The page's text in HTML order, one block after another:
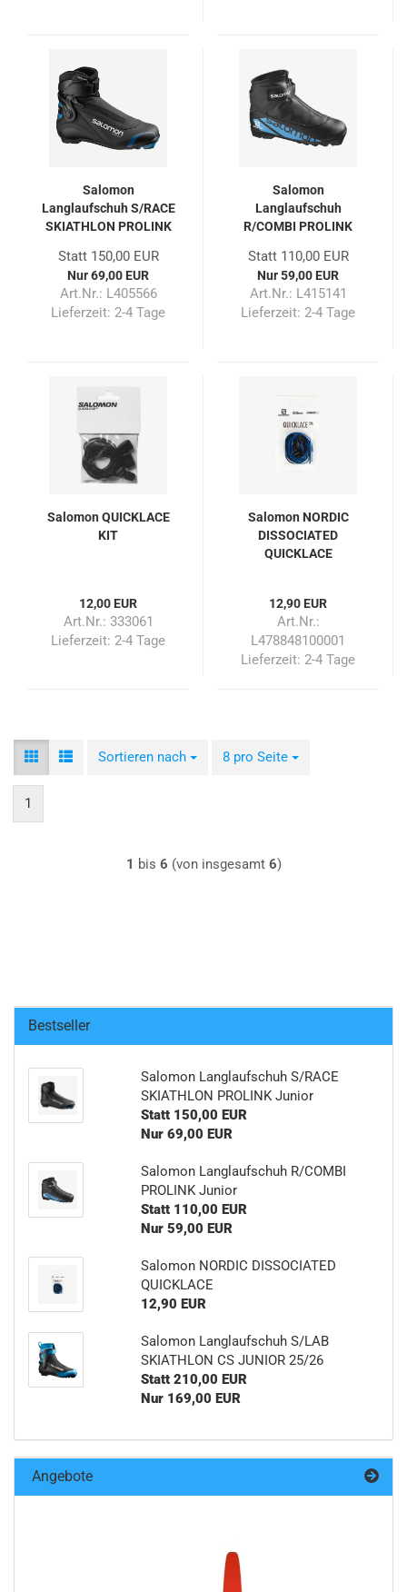
Salomon
Langlaufschuh S/RACE
SKIATHLON PROLINK
Statt 150,00 EUR
Nur 69,00 EUR
Art.Nr.: L405566
Lieferzeit: 2-4 Tage
Salomon
Langlaufschuh
R/COMBI PROLINK
Statt 110,00 EUR
Nur 59,00 EUR
Art.Nr.: L415141
Lieferzeit: 2-4 Tage
Salomon QUICKLACE
KIT
12,00 EUR
Art.Nr.: 333061
Lieferzeit: 2-4 Tage
Salomon NORDIC
DISSOCIATED
QUICKLACE
12,90 EUR
Art.Nr.:
L478848100001
Lieferzeit: 2-4 Tage
Sortieren nach
Sortieren nach 8 pro Seite
pro Seite
1
1 bis 6 (von insgesamt 6)
Bestseller
Salomon Langlaufschuh S/RACE
SKIATHLON PROLINK Junior
Statt 150,00 EUR
Nur 69,00 EUR
Salomon Langlaufschuh R/COMBI
PROLINK Junior
Statt 110,00 EUR
Nur 59,00 EUR
Salomon NORDIC DISSOCIATED
QUICKLACE
12,90 EUR
Salomon Langlaufschuh S/LAB
SKIATHLON CS JUNIOR 25/26
Statt 210,00 EUR
Nur 169,00 EUR
Angebote